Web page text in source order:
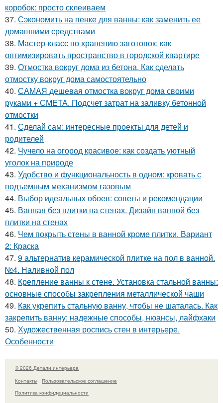
коробок: просто склеиваем
37. Сэкономить на пенке для ванны: как заменить ее
домашними средствами
38. Мастер-класс по хранению заготовок: как
оптимизировать пространство в городской квартире
39. Отмостка вокруг дома из бетона. Как сделать
отмостку вокруг дома самостоятельно
40. САМАЯ дешевая отмостка вокруг дома своими
руками + СМЕТА. Подсчет затрат на заливку бетонной
отмостки
41. Сделай сам: интересные проекты для детей и
родителей
42. Чучело на огород красивое: как создать уютный
уголок на природе
43. Удобство и функциональность в одном: кровать с
подъемным механизмом газовым
44. Выбор идеальных обоев: советы и рекомендации
45. Ванная без плитки на стенах. Дизайн ванной без
плитки на стенах
46. Чем покрыть стены в ванной кроме плитки. Вариант
2: Краска
47. 9 альтернатив керамической плитке на пол в ванной.
№4. Наливной пол
48. Крепление ванны к стене. Установка стальной ванны:
основные способы закрепления металлической чаши
49. Как укрепить стальную ванну, чтобы не шаталась. Как
закрепить ванну: надежные способы, нюансы, лайфхаки
50. Художественная роспись стен в интерьере.
Особенности
© 2026 Детали интерьера
Контакты
Пользовательское соглашение
Политика конфидециальности